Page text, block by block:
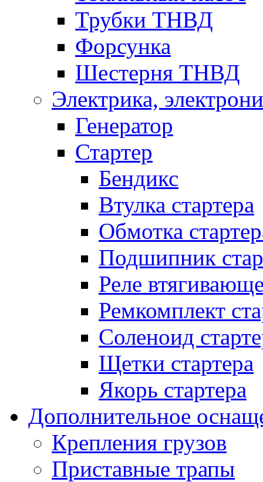
Трубки ТНВД
Форсунка
Шестерня ТНВД
Электрика,
Генератор
Стартер
Бендикс
Втулка стартера
Обмотка
Подшипник
Реле
Ремкомплект
Соленоид
Щетки стартера
Якорь стартера
Дополнительное
Крепления грузов
Приставные трапы